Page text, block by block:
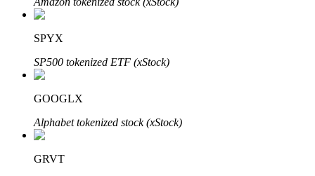
Automatyczna inwestycja
Zdobądź długoterminowy zysk i elastyczne zainteresowania
SPYX
SP500 tokenized ETF (xStock)
GOOGLX
Alphabet tokenized stock (xStock)
GRVT